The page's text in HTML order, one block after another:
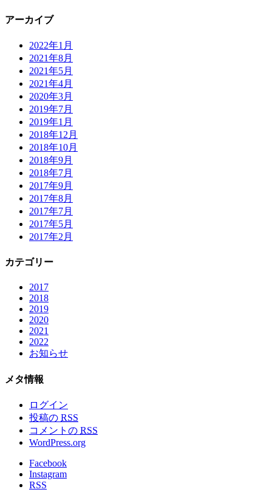
アーカイブ
2022年1月
2021年8月
2021年5月
2021年4月
2020年3月
2019年7月
2019年1月
2018年12月
2018年10月
2018年9月
2018年7月
2017年9月
2017年8月
2017年7月
2017年5月
2017年2月
カテゴリー
2017
2018
2019
2020
2021
2022
お知らせ
メタ情報
ログイン
投稿の RSS
コメントの RSS
WordPress.org
Facebook
Instagram
RSS